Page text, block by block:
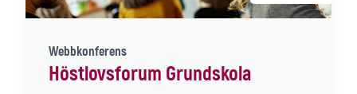
Webbkonferens
Höstlovsforum Grundskola